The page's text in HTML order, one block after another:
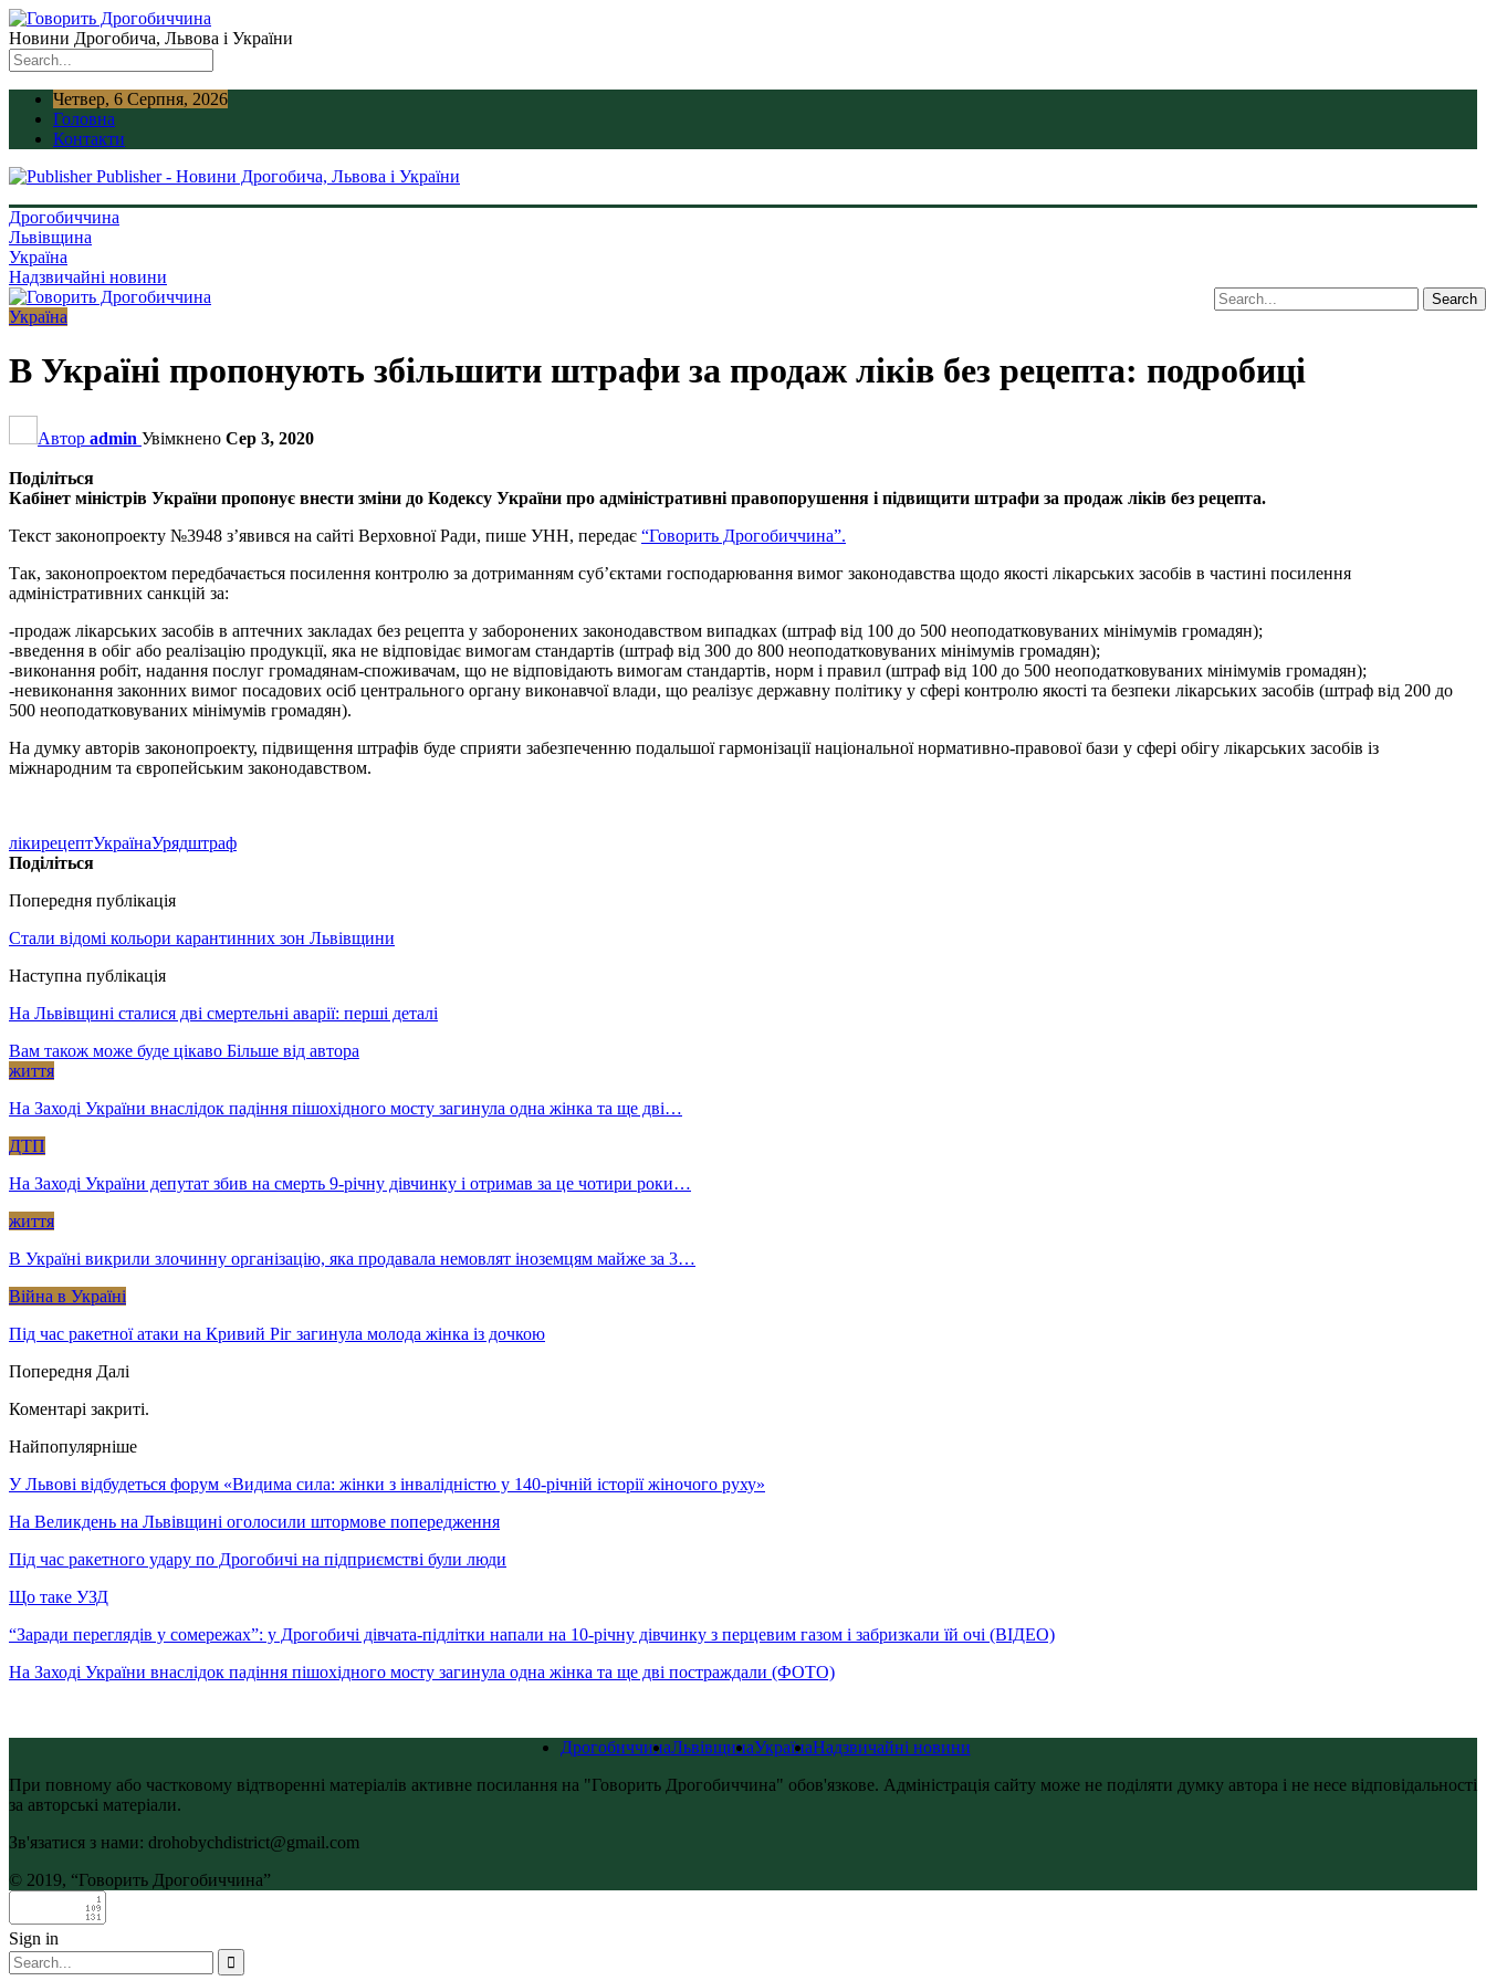
Новини Дрогобича, Львова і України
Четвер, 6 Серпня, 2026
Головна
Контакти
Publisher - Новини Дрогобича, Львова і України
Дрогобиччина
Львівщина
Україна
Надзвичайні новини
Україна
В Україні пропонують збільшити штрафи за продаж ліків без рецепта: подробиці
Автор admin Увімкнено Сер 3, 2020
Поділіться
Кабінет міністрів України пропонує внести зміни до Кодексу України про адміністративні правопорушення і підвищити штрафи за продаж ліків без рецепта.
Текст законопроекту №3948 з’явився на сайті Верховної Ради, пише УНН, передає “Говорить Дрогобиччина”.
Так, законопроектом передбачається посилення контролю за дотриманням суб’єктами господарювання вимог законодавства щодо якості лікарських засобів в частині посилення
адміністративних санкцій за:
-продаж лікарських засобів в аптечних закладах без рецепта у заборонених законодавством випадках (штраф від 100 до 500 неоподатковуваних мінімумів громадян);
-введення в обіг або реалізацію продукції, яка не відповідає вимогам стандартів (штраф від 300 до 800 неоподатковуваних мінімумів громадян);
-виконання робіт, надання послуг громадянам-споживачам, що не відповідають вимогам стандартів, норм і правил (штраф від 100 до 500 неоподатковуваних мінімумів громадян);
-невиконання законних вимог посадових осіб центрального органу виконавчої влади, що реалізує державну політику у сфері контролю якості та безпеки лікарських засобів (штраф від 200 до
500 неоподатковуваних мінімумів громадян).
На думку авторів законопроекту, підвищення штрафів буде сприяти забезпеченню подальшої гармонізації національної нормативно-правової бази у сфері обігу лікарських засобів із
міжнародним та європейським законодавством.
лікирецептУкраїнаУрядштраф
Поділіться
Попередня публікація
Стали відомі кольори карантинних зон Львівщини
Наступна публікація
На Львівщині сталися дві смертельні аварії: перші деталі
Вам також може буде цікаво Більше від автора
життя
На Заході України внаслідок падіння пішохідного мосту загинула одна жінка та ще дві…
ДТП
На Заході України депутат збив на смерть 9-річну дівчинку і отримав за це чотири роки…
життя
В Україні викрили злочинну організацію, яка продавала немовлят іноземцям майже за 3…
Війна в Україні
Під час ракетної атаки на Кривий Ріг загинула молода жінка із дочкою
Попередня Далі
Коментарі закриті.
Найпопулярніше
У Львові відбудеться форум «Видима сила: жінки з інвалідністю у 140-річній історії жіночого руху»
На Великдень на Львівщині оголосили штормове попередження
Під час ракетного удару по Дрогобичі на підприємстві були люди
Що таке УЗД
“Заради переглядів у сомережах”: у Дрогобичі дівчата-підлітки напали на 10-річну дівчинку з перцевим газом і забризкали їй очі (ВІДЕО)
На Заході України внаслідок падіння пішохідного мосту загинула одна жінка та ще дві постраждали (ФОТО)
ДрогобиччинаЛьвівщинаУкраїнаНадзвичайні новини
При повному або частковому відтворенні матеріалів активне посилання на "Говорить Дрогобиччина" обов'язкове. Адміністрація сайту може не поділяти думку автора і не несе відповідальності
за авторські матеріали.
Зв'язатися з нами: drohobychdistrict@gmail.com
© 2019, “Говорить Дрогобиччина”
Sign in